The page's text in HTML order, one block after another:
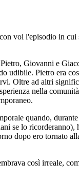
voi l'episodio in cui
Giovanni e
udibile. Pietro era
Oltre ad altri
nella
quando,
se lo ricorderanno),
dopo ero tornato
così irreale,